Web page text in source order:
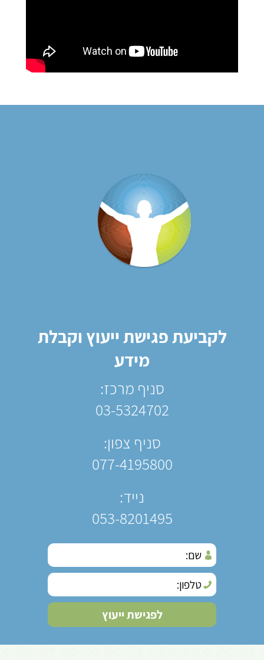
לקביעת פגישת ייעוץ וקבלת
מידע
סניף מרכז:
03-5324702
סניף צפון:
077-4195800
נייד:
053-8201495